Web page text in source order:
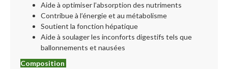
Aide à optimiser l’absorption des nutriments
Contribue à l’énergie et au métabolisme
Soutient la fonction hépatique
Aide à soulager les inconforts digestifs tels que
ballonnements et nausées
Composition